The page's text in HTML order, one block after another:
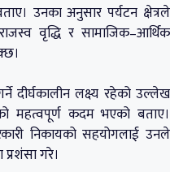
उनका अनुसार पर्यटन क्षेत्रले
वृद्धि र सामाजिक–आर्थिक
दीर्घकालीन लक्ष्य रहेको उल्लेख
महत्वपूर्ण कदम भएको बताए।
निकायको सहयोगलाई उनले
गरे।